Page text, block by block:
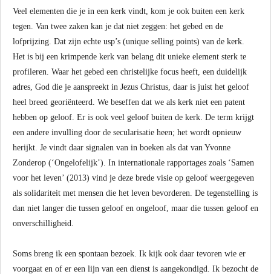
Veel elementen die je in een kerk vindt, kom je ook buiten een kerk
tegen. Van twee zaken kan je dat niet zeggen: het gebed en de
lofprijzing. Dat zijn echte usp’s (unique selling points) van de kerk.
Het is bij een krimpende kerk van belang dit unieke element sterk te
profileren. Waar het gebed een christelijke focus heeft, een duidelijk
adres, God die je aanspreekt in Jezus Christus, daar is juist het geloof
heel breed georiënteerd. We beseffen dat we als kerk niet een patent
hebben op geloof. Er is ook veel geloof buiten de kerk. De term krijgt
een andere invulling door de secularisatie heen; het wordt opnieuw
herijkt. Je vindt daar signalen van in boeken als dat van Yvonne
Zonderop (‘Ongelofelijk’). In internationale rapportages zoals ‘Samen
voor het leven’ (2013) vind je deze brede visie op geloof weergegeven
als solidariteit met mensen die het leven bevorderen. De tegenstelling is
dan niet langer die tussen geloof en ongeloof, maar die tussen geloof en
onverschilligheid.
Soms breng ik een spontaan bezoek. Ik kijk ook daar tevoren wie er
voorgaat en of er een lijn van een dienst is aangekondigd. Ik bezocht de